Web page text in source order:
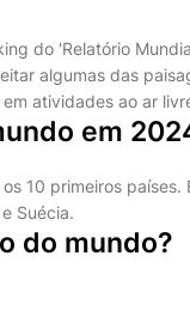
do 'Relatório
algumas das
atividades ao ar
em
10 primeiros
Suécia.
do mundo?